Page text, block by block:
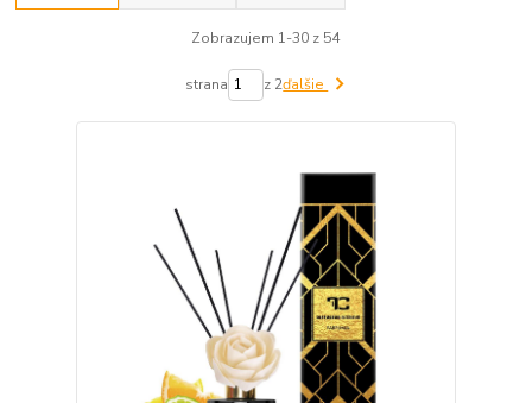
Zobrazujem 1-30 z 54
strana z 2ďalšie